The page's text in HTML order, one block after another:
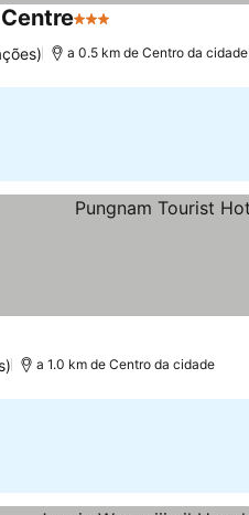
3 Estrelas
a 0.5 km de Centro da cidade
a 1.0 km de Centro da cidade